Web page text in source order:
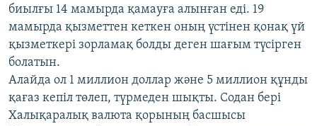
биылғы 14 мамырда қамауға алынған еді. 19
мамырда қызметтен кеткен оның үстінен қонақ үй
қызметкері зорламақ болды деген шағым түсірген
болатын.
Алайда ол 1 миллион доллар және 5 миллион құнды
қағаз кепіл төлеп, түрмеден шықты. Содан бері
Халықаралық валюта қорының басшысы